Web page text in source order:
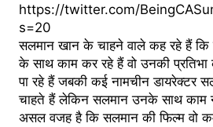
https://twitter.com/
s=20
सलमान खान के चाहने वाले कह रहे हैं कि
के साथ काम कर रहे हैं वो उनकी प्रतिभा
पा रहे हैं जबकी कई नामचीन डायरेक्टर
चाहते हैं लेकिन सलमान उनके साथ काम
असल वजह है कि सलमान की फिल्म वो